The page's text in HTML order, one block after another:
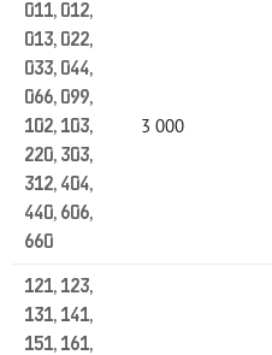
011, 012,
013, 022,
033, 044,
066, 099,
102, 103,
220, 303,
312, 404,
440, 606,
660
3 000
121, 123,
131, 141,
151, 161,